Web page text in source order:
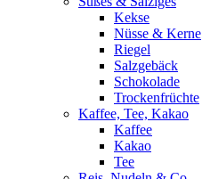
Kekse
Nüsse & Kerne
Riegel
Salzgebäck
Schokolade
Trockenfrüchte
Kaffee, Tee, Kakao
Kaffee
Kakao
Tee